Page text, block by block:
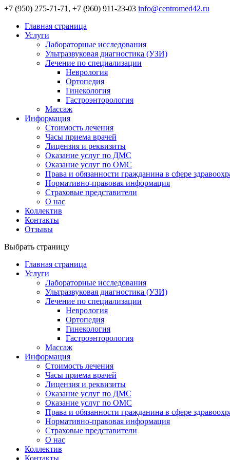
+7 (950) 275-71-71, +7 (960) 911-23-03 info@centromed42.ru
Главная страница
Услуги
Лабораторные исследования
Ультразвуковая диагностика (УЗИ)
Лечение по специализации
Неврология
Ортопедия
Гинекология
Гастроэнторология
Массаж
Информация
Стоимость лечения
Часы приема врачей
Лицензия и реквизиты
Оказание услуг по ДМС
Оказание услуг по ОМС
Права и обязанности гражданина в сфере
Нормативно-правовая информация
Страховые представители
О нас
Коллектив
Контакты
Отзывы
Выбрать страницу
Главная страница
Услуги
Лабораторные исследования
Ультразвуковая диагностика (УЗИ)
Лечение по специализации
Неврология
Ортопедия
Гинекология
Гастроэнторология
Массаж
Информация
Стоимость лечения
Часы приема врачей
Лицензия и реквизиты
Оказание услуг по ДМС
Оказание услуг по ОМС
Права и обязанности гражданина в сфере
Нормативно-правовая информация
Страховые представители
О нас
Коллектив
Контакты